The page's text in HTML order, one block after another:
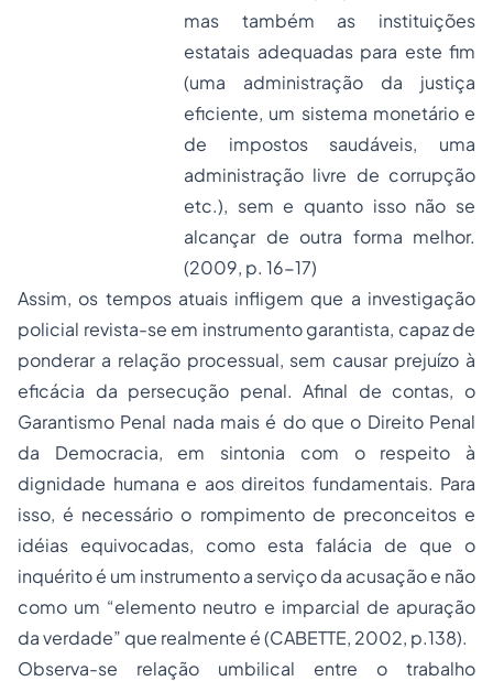
mas também as instituições
estatais adequadas para este fim
(uma administração da justiça
eficiente, um sistema monetário e
de impostos saudáveis, uma
administração livre de corrupção
etc.), sem e quanto isso não se
alcançar de outra forma melhor.
(2009, p. 16-17)
Assim, os tempos atuais infligem que a investigação
policial revista-se em instrumento garantista, capaz de
ponderar a relação processual, sem causar prejuízo à
eficácia da persecução penal. Afinal de contas, o
Garantismo Penal nada mais é do que o Direito Penal
da Democracia, em sintonia com o respeito à
dignidade humana e aos direitos fundamentais. Para
isso, é necessário o rompimento de preconceitos e
idéias equivocadas, como esta falácia de que o
inquérito é um instrumento a serviço da acusação e não
como um “elemento neutro e imparcial de apuração
da verdade” que realmente é (CABETTE, 2002, p.138).
Observa-se relação umbilical entre o trabalho